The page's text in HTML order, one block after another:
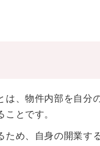
、物件内部を自分
とです。
め、自身の開業す